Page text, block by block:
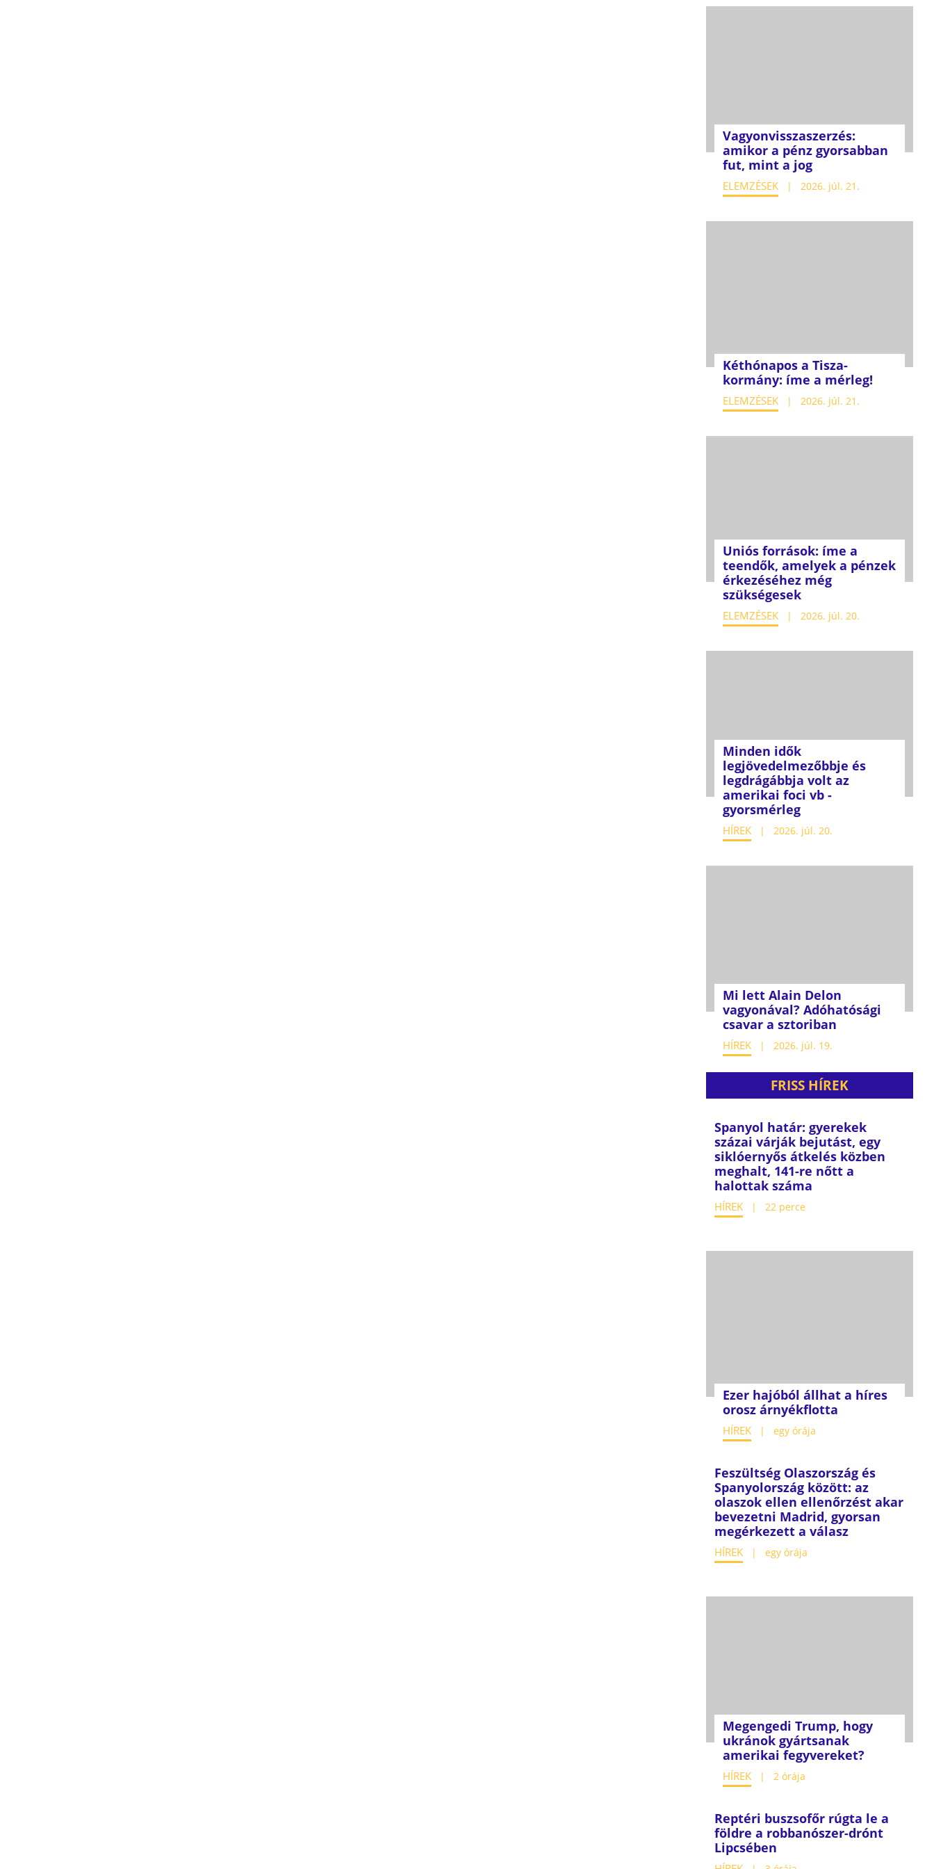
Vagyonvisszaszerzés:
amikor a pénz gyorsabban
fut, mint a jog
ELEMZÉSEK 2026. júl. 21.
Kéthónapos a Tisza-
kormány: íme a mérleg!
ELEMZÉSEK 2026. júl. 21.
Uniós források: íme a
teendők, amelyek a pénzek
érkezéséhez még
szükségesek
ELEMZÉSEK 2026. júl. 20.
Minden idők
legjövedelmezőbbje és
legdrágábbja volt az
amerikai foci vb -
gyorsmérleg
HÍREK 2026. júl. 20.
Mi lett Alain Delon
vagyonával? Adóhatósági
csavar a sztoriban
HÍREK 2026. júl. 19.
FRISS HÍREK
Spanyol határ: gyerekek
százai várják bejutást, egy
siklóernyős átkelés közben
meghalt, 141-re nőtt a
halottak száma
HÍREK 22 perce
Ezer hajóból állhat a híres
orosz árnyékflotta
HÍREK egy órája
Feszültség Olaszország és
Spanyolország között: az
olaszok ellen ellenőrzést akar
bevezetni Madrid, gyorsan
megérkezett a válasz
HÍREK egy órája
Megengedi Trump, hogy
ukránok gyártsanak
amerikai fegyvereket?
HÍREK 2 órája
Reptéri buszsofőr rúgta le a
földre a robbanószer-drónt
Lipcsében